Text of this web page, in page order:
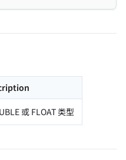
或 FLOAT 类型